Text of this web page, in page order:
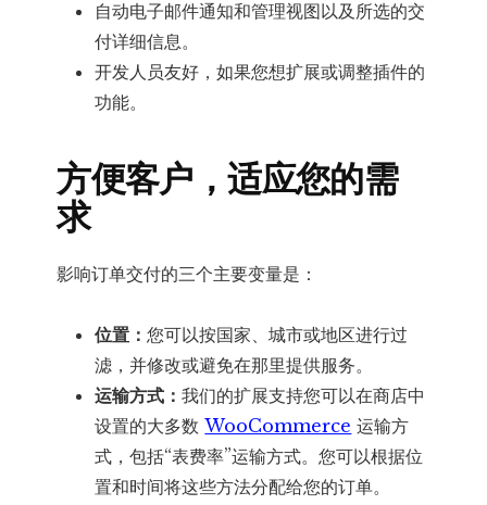
自动电子邮件通知和管理视图以及所选的交
付详细信息。
开发人员友好，如果您想扩展或调整插件的
功能。
方便客户，适应您的需
求
影响订单交付的三个主要变量是：
位置：您可以按国家、城市或地区进行过
滤，并修改或避免在那里提供服务。
运输方式：我们的扩展支持您可以在商店中
设置的大多数WooCommerce 运输方
式，包括“表费率”运输方式。您可以根据位
置和时间将这些方法分配给您的订单。